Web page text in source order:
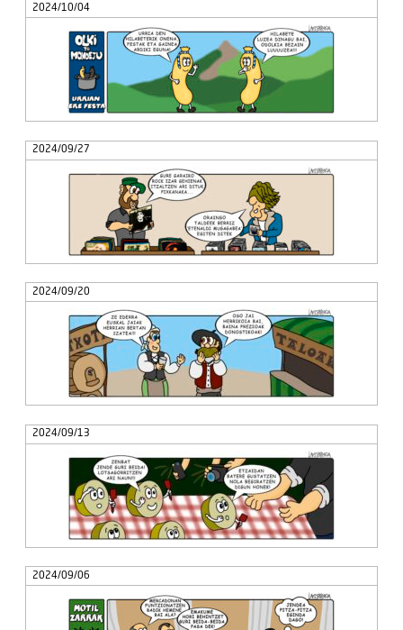
2024/10/04
2024/09/27
2024/09/20
2024/09/13
2024/09/06